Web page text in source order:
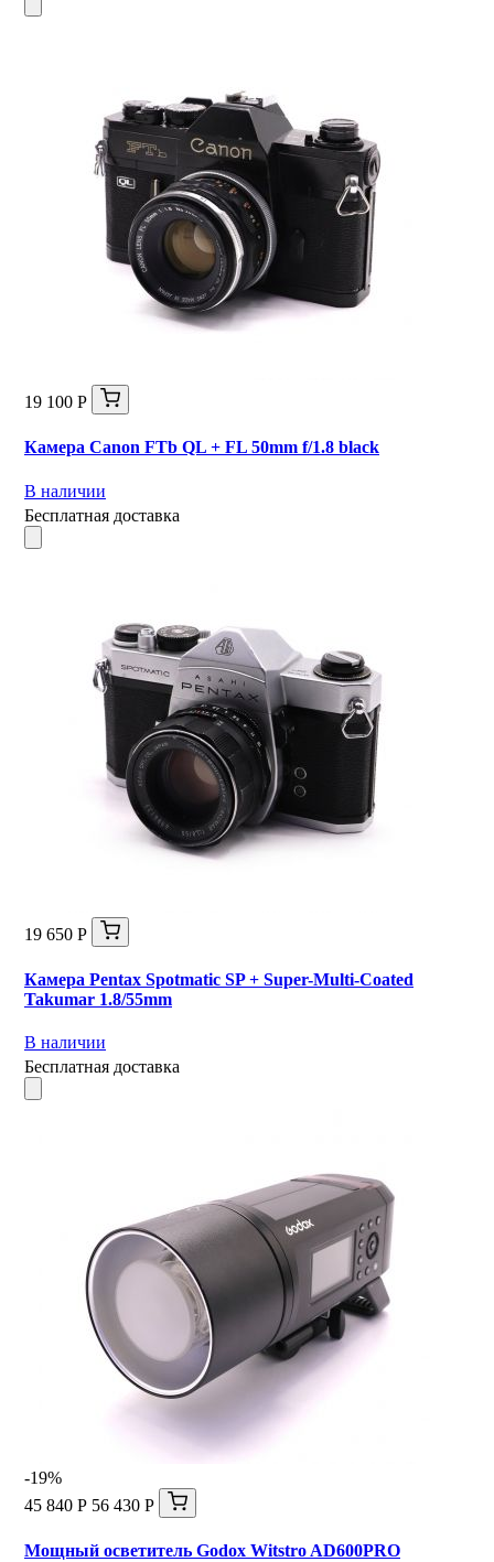
19 100 Р
Камера Canon FTb QL + FL 50mm f/1.8 black
В наличии
Бесплатная доставка
19 650 Р
Камера Pentax Spotmatic SP + Super-Multi-Coated
Takumar 1.8/55mm
В наличии
Бесплатная доставка
-19%
45 840 Р 56 430 Р
Мощный осветитель Godox Witstro AD600PRO